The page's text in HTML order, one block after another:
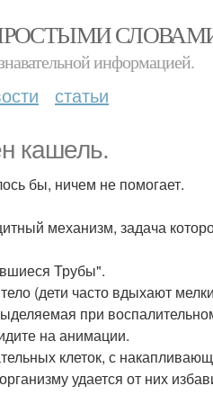
информацией.
статьи
кашель.
бы, ничем не помогает.
механизм, задача
Трубы".
(дети часто вдыхают
при
на анимации.
клеток, с
удается от них